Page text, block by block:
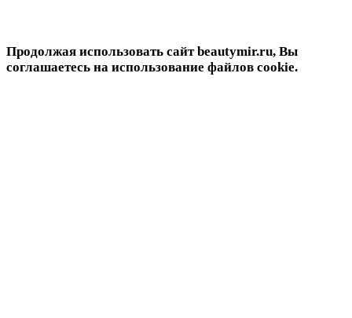
Продолжая использовать сайт beautymir.ru, Вы
соглашаетесь на использование файлов cookie.